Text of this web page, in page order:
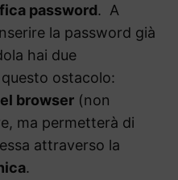
password. A
la password già
hai due
ostacolo:
browser (non
ma permetterà di
attraverso la
.